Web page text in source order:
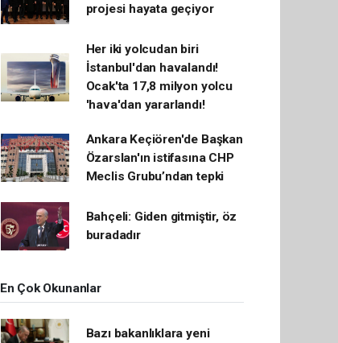
projesi hayata geçiyor
Her iki yolcudan biri
İstanbul'dan havalandı!
Ocak'ta 17,8 milyon yolcu
'hava'dan yararlandı!
Ankara Keçiören'de Başkan
Özarslan'ın istifasına CHP
Meclis Grubu’ndan tepki
Bahçeli: Giden gitmiştir, öz
buradadır
En Çok Okunanlar
Bazı bakanlıklara yeni